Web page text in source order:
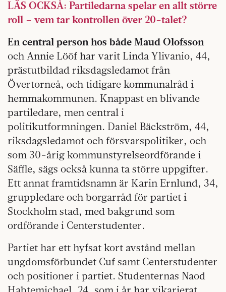
LÄS OCKSÅ: Partiledarna spelar en allt större
roll – vem tar kontrollen över 20-talet?
En central person hos både Maud Olofsson
och Annie Lööf har varit Linda Ylivanio, 44,
prästutbildad riksdagsledamot från
Övertorneå, och tidigare kommunalråd i
hemmakommunen. Knappast en blivande
partiledare, men central i
politikutformningen. Daniel Bäckström, 44,
riksdagsledamot och försvarspolitiker, och
som 30-årig kommunstyrelseordförande i
Säffle, sägs också kunna ta större uppgifter.
Ett annat framtidsnamn är Karin Ernlund, 34,
gruppledare och borgarråd för partiet i
Stockholm stad, med bakgrund som
ordförande i Centerstudenter.
Partiet har ett hyfsat kort avstånd mellan
ungdomsförbundet Cuf samt Centerstudenter
och positioner i partiet. Studenternas Naod